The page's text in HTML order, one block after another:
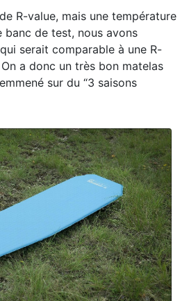
R-value, mais une température
banc de test, nous avons
serait comparable à une R-
a donc un très bon matelas
sur du “3 saisons